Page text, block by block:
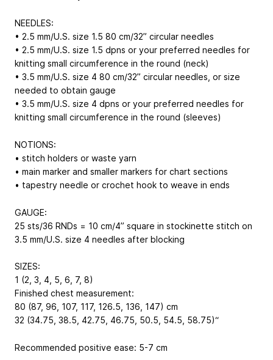
NEEDLES:
• 2.5 mm/U.S. size 1.5 80 cm/32” circular needles
• 2.5 mm/U.S. size 1.5 dpns or your preferred needles for
knitting small circumference in the round (neck)
• 3.5 mm/U.S. size 4 80 cm/32” circular needles, or size
needed to obtain gauge
• 3.5 mm/U.S. size 4 dpns or your preferred needles for
knitting small circumference in the round (sleeves)
NOTIONS:
• stitch holders or waste yarn
• main marker and smaller markers for chart sections
• tapestry needle or crochet hook to weave in ends
GAUGE:
25 sts/36 RNDs = 10 cm/4” square in stockinette stitch on
3.5 mm/U.S. size 4 needles after blocking
SIZES:
1 (2, 3, 4, 5, 6, 7, 8)
Finished chest measurement:
80 (87, 96, 107, 117, 126.5, 136, 147) cm
32 (34.75, 38.5, 42.75, 46.75, 50.5, 54.5, 58.75)“
Recommended positive ease: 5-7 cm